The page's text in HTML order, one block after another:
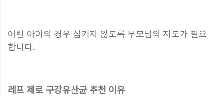
어린 아이의 경우 삼키지 않도록 부모님의 지도가 필요
합니다.
레프 제로 구강유산균 추천 이유